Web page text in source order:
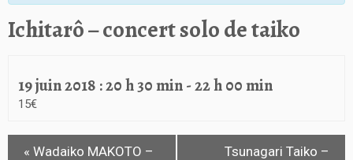
Ichitarô – concert solo de taiko
19 juin 2018 : 20 h 30 min-22 h 00 min
15€
« Wadaiko MAKOTO –
Tsunagari Taiko –